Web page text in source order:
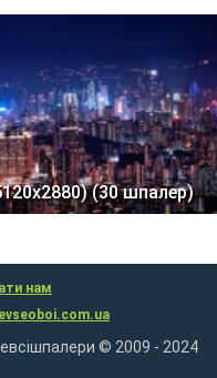
(30 шпалер)
нам
© 2009 - 2024